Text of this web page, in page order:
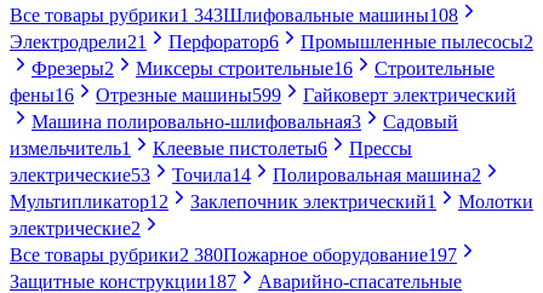
Все товары рубрики1 343Шлифовальные машины108
Электродрели21 Перфоратор6 Промышленные пылесосы2
Фрезеры2 Миксеры строительные16
Строительные
фены16 Отрезные машины599
Гайковерт электрический
Машина полировально-шлифовальная3
Садовый
измельчитель1 Клеевые пистолеты6
Прессы
электрические53 Точила14 Полировальная машина2
Мультипликатор12 Заклепочник электрический1
Молотки
электрические2
Все товары рубрики2 380Пожарное оборудование197
Защитные конструкции187
Аварийно-спасательные